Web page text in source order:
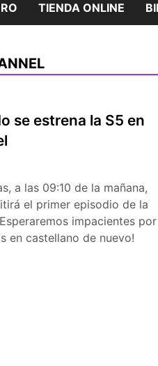
TIENDA ONLINE
se estrena la S5 en
a las 09:10 de la mañana,
el primer episodio de la
impacientes por
en castellano de nuevo!